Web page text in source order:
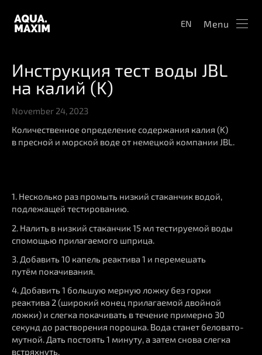
EN Menu
Инструкция тест воды JBL
на калий (K)
November 24, 2023
Количественное определение содержания калия (K)
в пресной и морской воде от немецкой компании JBL.
1. Несколько раз промыть низкий стаканчик водой,
подлежащей тестированию.
2. Налить в низкий стаканчик 15 мл тестируемой воды
спомощью прилагаемого шприца.
3. Добавить 10 капель реактива 1 и перемешать
путём покачивания.
4. Добавить 1 большую мерную ложку без горки
реактива 2 (широкий конец прилагаемой двойной
ложки) и слегка покачивать в течение примерно 30
секунд до растворения порошка. Вода станет беловато-
мутной. Дать постоять 1 минуту, а затем снова слегка
встряхнуть.